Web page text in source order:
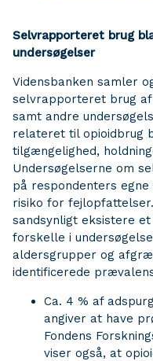
Selvrapporteret brug
undersøgelser
Vidensbanken samler
selvrapporteret brug
samt andre
relateret til opioidbrug
tilgængelighed,
Undersøgelserne om
på respondenters
risiko for
sandsynligt eksistere
forskelle i
aldersgrupper og
identificerede
Ca. 4 % af
angiver at have
Fondens
viser også, at